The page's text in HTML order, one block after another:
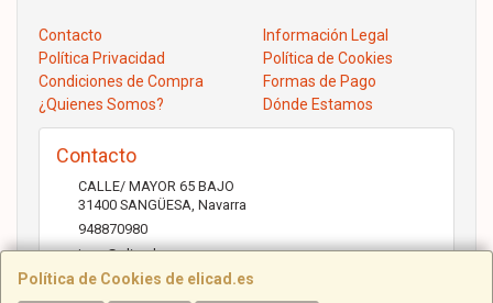
Política de Cookies de elicad.es
Contacto
Información Legal
Política Privacidad
Política de Cookies
Condiciones de Compra
Formas de Pago
¿Quienes Somos?
Dónde Estamos
Contacto
CALLE/ MAYOR 65 BAJO
31400 SANGÜESA, Navarra
948870980
jose@elicad.com